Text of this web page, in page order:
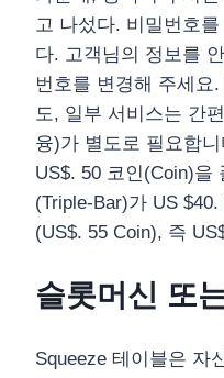
고 나섰다. 비밀번호
다. 고객님의 정보를
번호를 변경해 주세요
도, 일부 서비스는 간
융)가 별도로 필요합
US$. 50 코인(Coin)을
(Triple-Bar)가 US
(US$. 55 Coin), 즉
슬롯머신 또
Squeeze 테이블은 자